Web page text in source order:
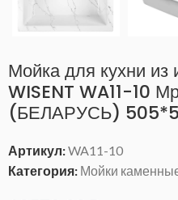
Мойка для кухни из
WISENT WA11-10
(БЕЛАРУСЬ)
Артикул:WA11-10
Категория: Мойки